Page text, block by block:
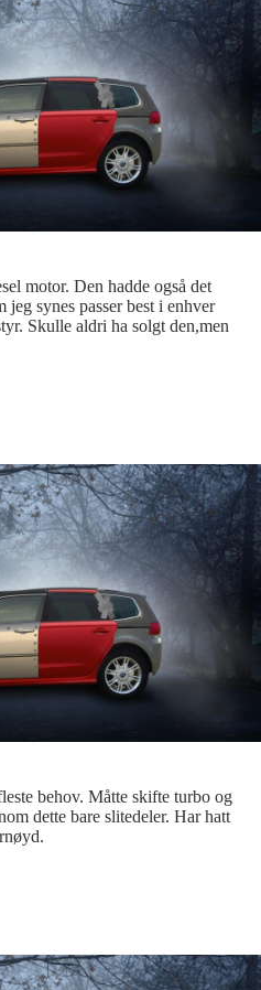
motor. Den hadde også det
synes passer best i enhver
Skulle aldri ha solgt den,men
behov. Måtte skifte turbo og
dette bare slitedeler. Har hatt